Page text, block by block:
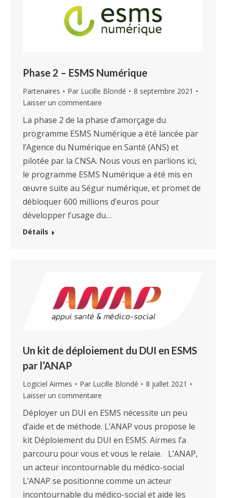
Phase 2 – ESMS Numérique
Partenaires Par Lucille Blondé
8 septembre 2021
Laisser un commentaire
La phase 2 de la phase d’amorçage du
programme ESMS Numérique a été lancée par
l’Agence du Numérique en Santé (ANS) et
pilotée par la CNSA. Nous vous en parlions ici,
le programme ESMS Numérique a été mis en
œuvre suite au Ségur numérique, et promet de
débloquer 600 millions d’euros pour
développer l’usage du…
Détails
Un kit de déploiement du DUI en ESMS
par l’ANAP
Logiciel Airmes Par Lucille Blondé
8 juillet 2021
Laisser un commentaire
Déployer un DUI en ESMS nécessite un peu
d’aide et de méthode. L’ANAP vous propose le
kit Déploiement du DUI en ESMS. Airmes l’a
parcouru pour vous et vous le relaie. L’ANAP,
un acteur incontournable du médico-social
L’ANAP se positionne comme un acteur
incontournable du médico-social et aide les